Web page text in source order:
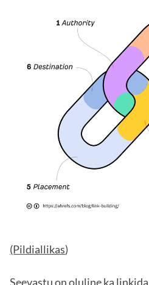
(Pildiallikas)
Seevastu on oluline ka